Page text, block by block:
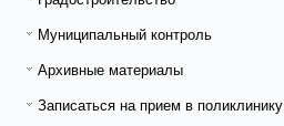
Муниципальный контроль
Архивные материалы
Записаться на прием в поликлинику